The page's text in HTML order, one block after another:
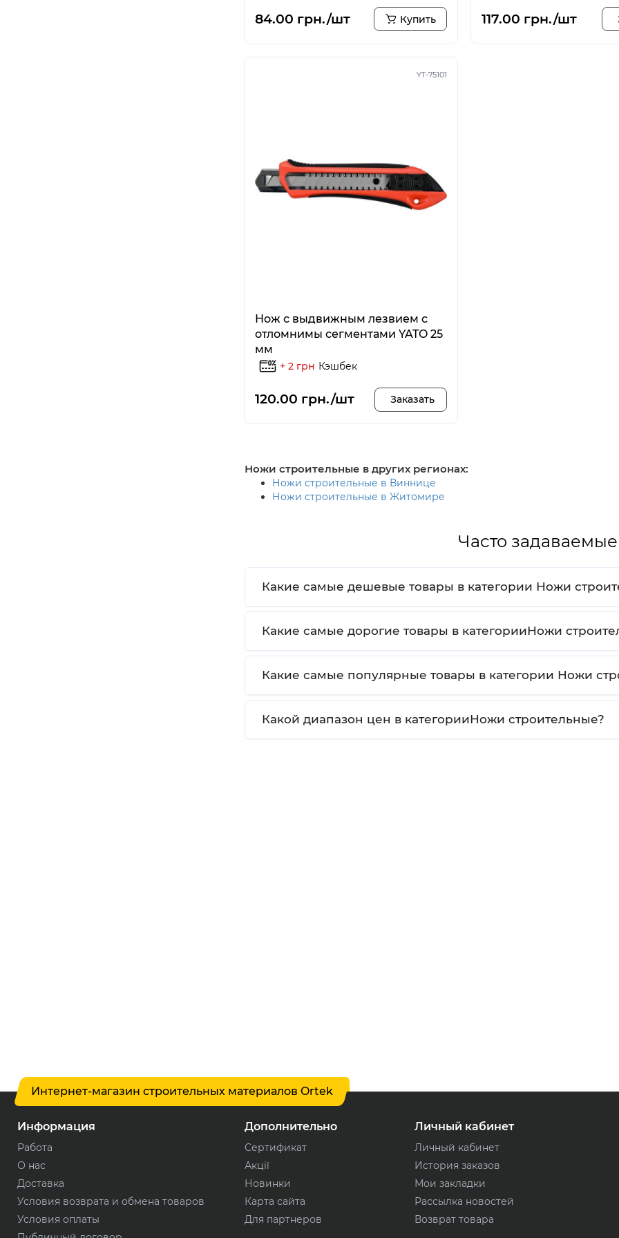
84.00 грн./шт Купить 117.00 грн./шт
YT-75101
Нож с выдвижным лезвием с
отломнимы сегментами YATO 25
мм
+ 2 грн Кэшбек
120.00 грн./шт Заказать
Ножи строительные в других регионах:
Ножи строительные в Виннице
Ножи строительные в Житомире
Часто
Какие самые дешевые товары в категории Ножи
Какие самые дорогие товары в категорииНожи
Какие самые популярные товары в категории Ножи
Какой диапазон цен в категорииНожи строительные?
Интернет-магазин строительных материалов Ortek
Информация
Работа
О нас
Доставка
Условия возврата и обмена товаров
Условия оплаты
Дополнительно
Сертификат
Акції
Новинки
Карта сайта
Для партнеров
Личный кабинет
Личный кабинет
История заказов
Мои закладки
Рассылка новостей
Возврат товара